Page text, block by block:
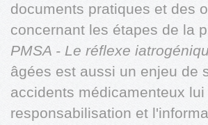
documents pratiques et des
concernant les étapes de la
PMSA - Le réflexe
âgées est aussi un enjeu de
accidents médicamenteux
responsabilisation et